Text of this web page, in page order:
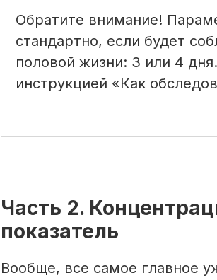
Обратите внимание!
стандартно, если будет
половой жизни: 3 или 4
инструкцией «Как
Часть 2.
показатель
Вообще, все самое главное